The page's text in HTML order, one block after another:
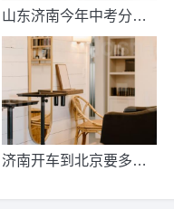
山东济南今年中考分数
线出来了吗？济南中考
总分多少？
济南开车到北京要多少